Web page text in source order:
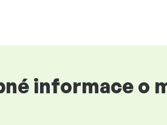
informace o